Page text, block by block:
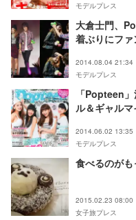
モデルプレス
大倉士門、
着ぶりにファ
2014.08.04 21:34
モデルプレス
「Popteen
ル＆ギャル
2014.06.02 13:35
モデルプレス
食べるのが
2015.02.23 08:00
女子旅プレス